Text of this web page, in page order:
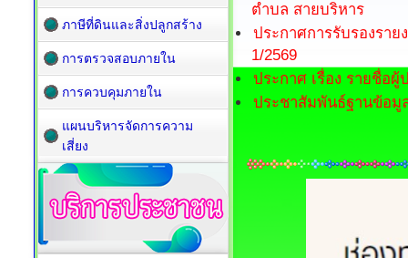
ตำบล สายบริหาร
ประกาศการรับรองรา
1/2569
ประกาศ เรื่อง รายชื่อ
ประชาสัมพันธ์ฐานข้อ
ภาษีที่ดินและสิ่งปลูกสร้าง
การตรวจสอบภายใน
การควบคุมภายใน
แผนบริหารจัดการความ
เสี่ยง